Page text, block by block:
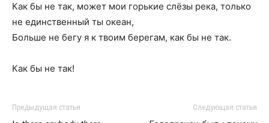
Как бы не так, может мои горькие слёзы река, только
не единственный ты океан,
Больше не бегу я к твоим берегам, как бы не так.
Как бы не так!
Предыдущая статья Следующая статья